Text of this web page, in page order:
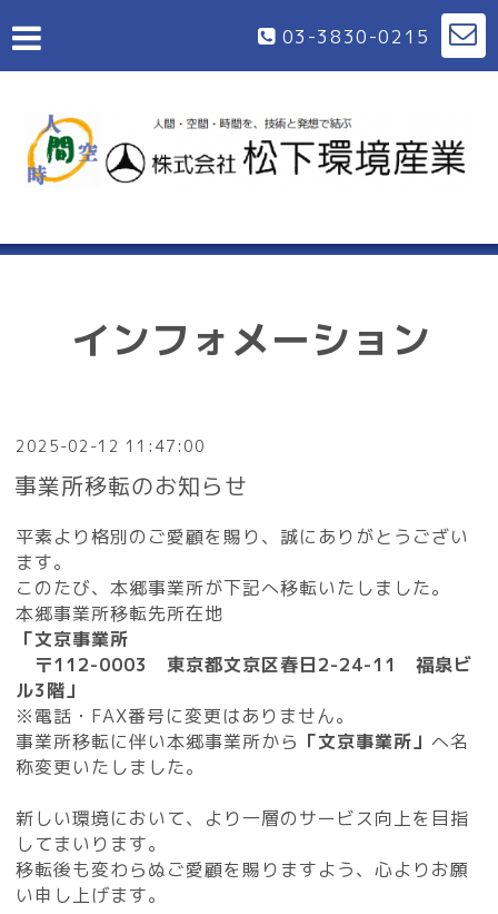
03-3830-0215
インフォメーション
2025-02-12 11:47:00
事業所移転のお知らせ
平素より格別のご愛顧を賜り、誠にありがとうござい
ます。
このたび、本郷事業所が下記へ移転いたしました。
本郷事業所移転先所在地
「文京事業所
〒112-0003 東京都文京区春日2-24-11 福泉ビ
ル3階」
※電話・FAX番号に変更はありません。
事業所移転に伴い本郷事業所から 「文京事業所」へ名
称変更いたしました。
新しい環境において、より一層のサービス向上を目指
してまいります。
移転後も変わらぬご愛顧を賜りますよう、心よりお願
い申し上げます。